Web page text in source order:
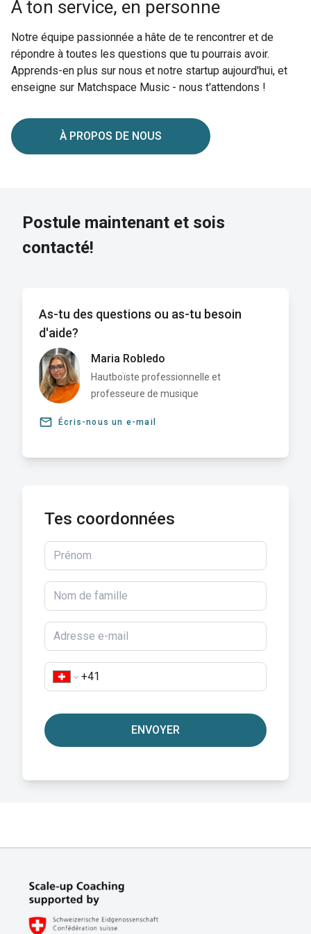
À ton service, en personne
Notre équipe passionnée a hâte de te rencontrer et de
répondre à toutes les questions que tu pourrais avoir.
Apprends-en plus sur nous et notre startup aujourd'hui, et
enseigne sur Matchspace Music - nous t'attendons !
À PROPOS DE NOUS
Postule maintenant et sois
contacté!
As-tu des questions ou as-tu besoin
d'aide?
Maria Robledo
Hautboïste professionnelle et
professeure de musique
email Écris-nous un e-mail
Tes coordonnées
ENVOYER